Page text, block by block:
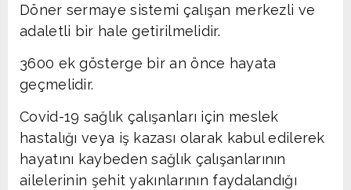
Döner sermaye sistemi çalışan merkezli ve
adaletli bir hale getirilmelidir.
3600 ek gösterge bir an önce hayata
geçmelidir.
Covid-19 sağlık çalışanları için meslek
hastalığı veya iş kazası olarak kabul edilerek
hayatını kaybeden sağlık çalışanlarının
ailelerinin şehit yakınlarının faydalandığı